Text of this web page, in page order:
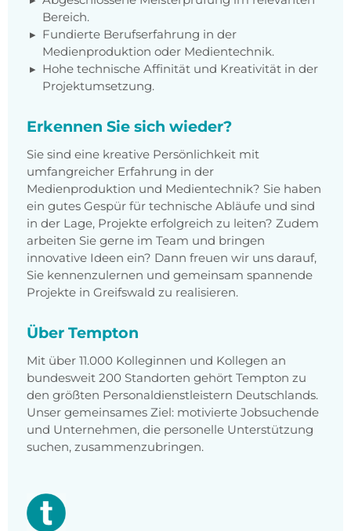
Bereich.
Fundierte Berufserfahrung in der
Medienproduktion oder Medientechnik.
Hohe technische Affinität und Kreativität in der
Projektumsetzung.
Erkennen Sie sich wieder?
Sie sind eine kreative Persönlichkeit mit
umfangreicher Erfahrung in der
Medienproduktion und Medientechnik? Sie haben
ein gutes Gespür für technische Abläufe und sind
in der Lage, Projekte erfolgreich zu leiten? Zudem
arbeiten Sie gerne im Team und bringen
innovative Ideen ein? Dann freuen wir uns darauf,
Sie kennenzulernen und gemeinsam spannende
Projekte in Greifswald zu realisieren.
Über Tempton
Mit über 11.000 Kolleginnen und Kollegen an
bundesweit 200 Standorten gehört Tempton zu
den größten Personaldienstleistern Deutschlands.
Unser gemeinsames Ziel: motivierte Jobsuchende
und Unternehmen, die personelle Unterstützung
suchen, zusammenzubringen.